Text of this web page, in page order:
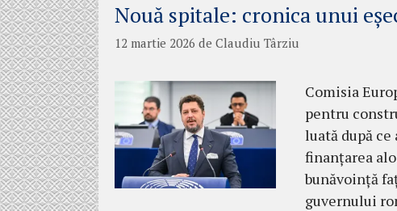
Nouă spitale: cronica unui
12 martie 2026 de Claudiu Târziu
Comisia
pentru
luată după
finanțarea
bunăvoință
guvernului